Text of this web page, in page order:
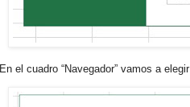
En el cuadro “Navegador” vamos a